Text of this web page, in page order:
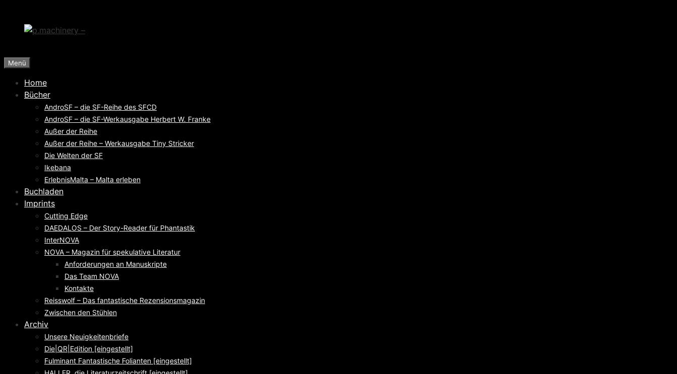
springen
Menü
Home
Bücher
AndroSF – die SF-Reihe des SFCD
AndroSF – die SF-Werkausgabe Herbert W. Franke
Außer der Reihe
Außer der Reihe – Werkausgabe Tiny Stricker
Die Welten der SF
Ikebana
ErlebnisMalta – Malta erleben
Buchladen
Imprints
Cutting Edge
DAEDALOS – Der Story-Reader für Phantastik
InterNOVA
NOVA – Magazin für spekulative Literatur
Anforderungen an Manuskripte
Das Team NOVA
Kontakte
Reisswolf – Das fantastische Rezensionsmagazin
Zwischen den Stühlen
Archiv
Unsere Neuigkeitenbriefe
Die|QR|Edition [eingestellt]
Fulminant Fantastische Folianten [eingestellt]